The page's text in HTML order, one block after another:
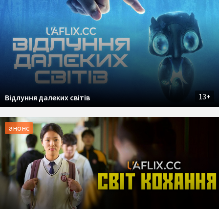
13+
Відлуння далеких світів
анонс